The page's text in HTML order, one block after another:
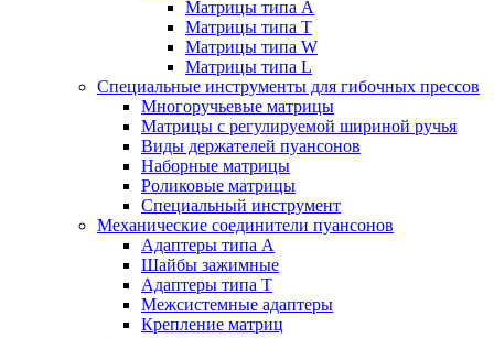
Матрицы типа A
Матрицы типа T
Матрицы типа W
Матрицы типа L
Специальные инструменты для гибочных прессов
Многоручьевые матрицы
Матрицы с регулируемой шириной ручья
Виды держателей пуансонов
Наборные матрицы
Роликовые матрицы
Специальный инструмент
Механические соединители пуансонов
Адаптеры типа A
Шайбы зажимные
Адаптеры типа T
Межсистемные адаптеры
Крепление матриц